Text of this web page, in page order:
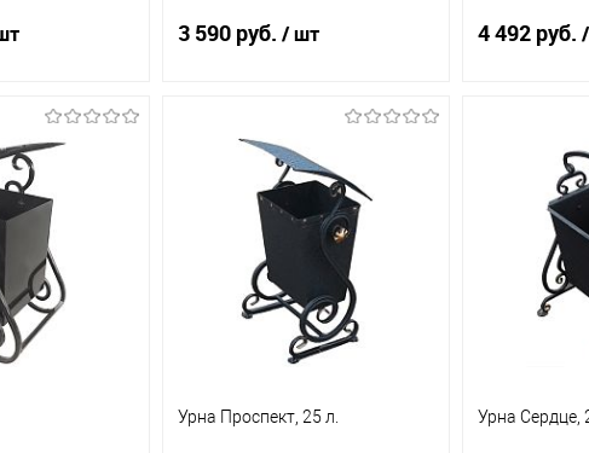
К
сравнению
Под заказ
3 590 руб. / шт
Купить в 1 клик
К
сравнению
В избранное
Под заказ
4 492 руб.
Купить в 1
В избранное
Урна Проспект, 25 л. Урна Сердце,